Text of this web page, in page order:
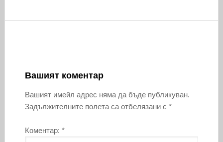
Вашият коментар
Вашият имейл адрес няма да бъде публикуван.
Задължителните полета са отбелязани с *
Коментар: *